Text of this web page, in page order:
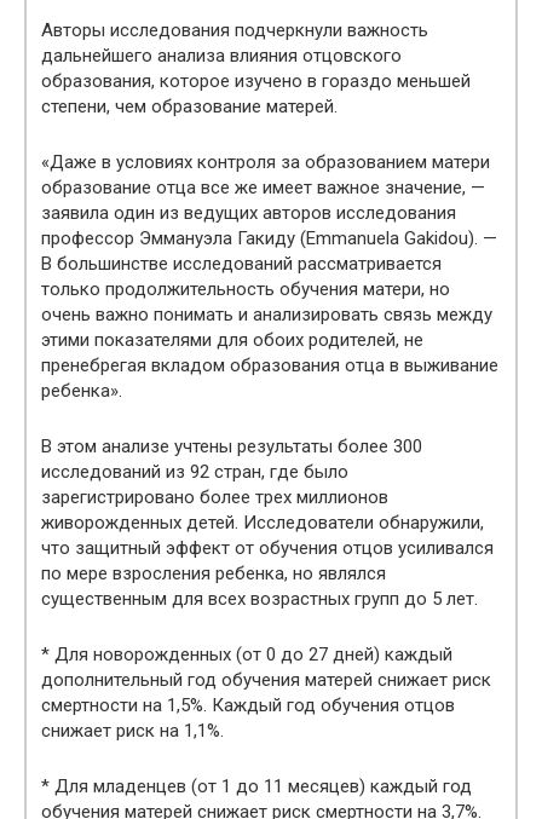
Авторы исследования подчеркнули важность
дальнейшего анализа влияния отцовского
образования, которое изучено в гораздо меньшей
степени, чем образование матерей.
«Даже в условиях контроля за образованием матери
образование отца все же имеет важное значение, —
заявила один из ведущих авторов исследования
профессор Эммануэла Гакиду (Emmanuela Gakidou). —
В большинстве исследований рассматривается
только продолжительность обучения матери, но
очень важно понимать и анализировать связь между
этими показателями для обоих родителей, не
пренебрегая вкладом образования отца в выживание
ребенка».
В этом анализе учтены результаты более 300
исследований из 92 стран, где было
зарегистрировано более трех миллионов
живорожденных детей. Исследователи обнаружили,
что защитный эффект от обучения отцов усиливался
по мере взросления ребенка, но являлся
существенным для всех возрастных групп до 5 лет.
* Для новорожденных (от 0 до 27 дней) каждый
дополнительный год обучения матерей снижает риск
смертности на 1,5%. Каждый год обучения отцов
снижает риск на 1,1%.
* Для младенцев (от 1 до 11 месяцев) каждый год
обучения матерей снижает риск смертности на 3,7%.